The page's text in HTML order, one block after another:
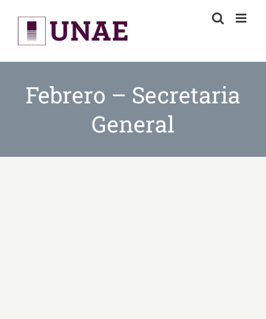
content
Febrero – Secretaria
General